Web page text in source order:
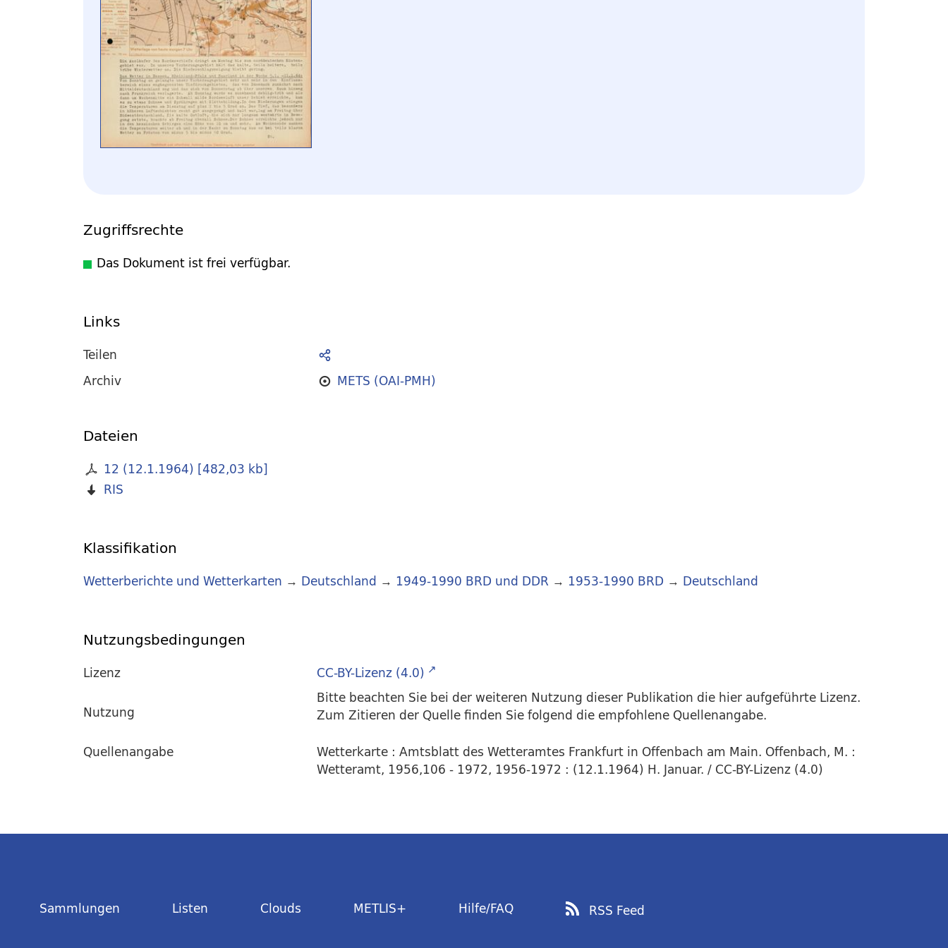
Zugriffsrechte
Das Dokument ist frei verfügbar.
Links
Teilen
Archiv
METS (OAI-PMH)
Dateien
12 (12.1.1964) [482,03 kb]
RIS
Klassifikation
Wetterberichte und Wetterkarten → Deutschland → 1949-1990 BRD und DDR → 1953-1990 BRD → Deutschland
Nutzungsbedingungen
Lizenz
CC-BY-Lizenz (4.0)
Nutzung
Bitte beachten Sie bei der weiteren Nutzung dieser Publikation die hier aufgeführte Lizenz.
Zum Zitieren der Quelle finden Sie folgend die empfohlene Quellenangabe.
Quellenangabe
Wetterkarte : Amtsblatt des Wetteramtes Frankfurt in Offenbach am Main. Offenbach, M. :
Wetteramt, 1956,106 - 1972, 1956-1972 : (12.1.1964) H. Januar. / CC-BY-Lizenz (4.0)
Sammlungen Listen Clouds METLIS+ Hilfe/FAQ RSS Feed